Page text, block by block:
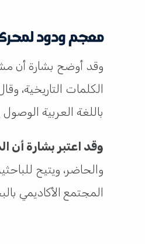
معجم ودود
وقد أوضح بشارة أن
الكلمات التاريخية،
باللغة العربية
وقد اعتبر بشارة أن
والحاضر، ويتيح
المجتمع الأكاديمي